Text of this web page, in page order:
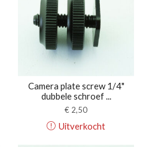
Camera plate screw 1/4"
dubbele schroef ...
€ 2,50
Uitverkocht